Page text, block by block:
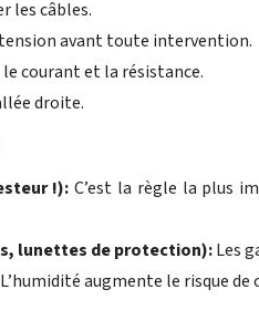
les câbles.
avant toute intervention.
courant et la résistance.
droite.
!):C’est la règle la plus
lunettes de protection):Les
L’humidité augmente le risque